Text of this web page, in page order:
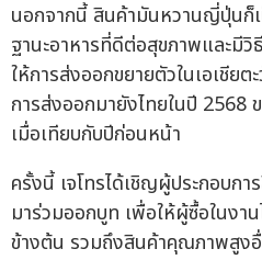
นอกจากนี้ สินค้ามันหวานญี่ปุ่นก็
ฐานะอาหารที่ดีต่อสุขภาพและมี
ให้การส่งออกขยายตัวในเอเชียต
การส่งออกมายังไทยในปี 2568
เมื่อเทียบกับปีก่อนหน้า
ครั้งนี้ เจโทรได้เชิญผู้ประกอบก
มาร่วมออกบูท เพื่อให้ผู้ซื้อในงา
ข้างต้น รวมถึงสินค้าคุณภาพสูง